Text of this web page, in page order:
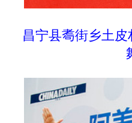
昌宁县耈街乡土